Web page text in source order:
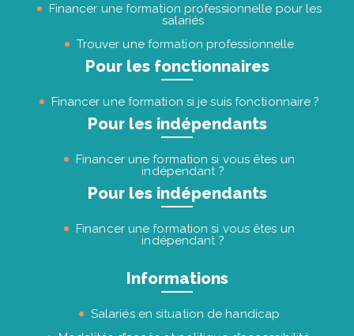
Financer une formation professionnelle pour les
salariés
Trouver une formation professionnelle
Pour les fonctionnaires
Financer une formation si je suis fonctionnaire ?
Pour les indépendants
Financer une formation si vous êtes un
indépendant ?
Pour les indépendants
Financer une formation si vous êtes un
indépendant ?
Informations
Salariés en situation de handicap